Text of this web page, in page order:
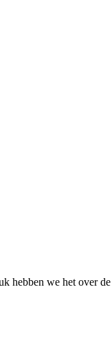
we het over